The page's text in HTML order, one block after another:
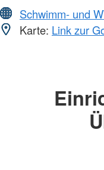
Schwimm- und
Karte: Link zur